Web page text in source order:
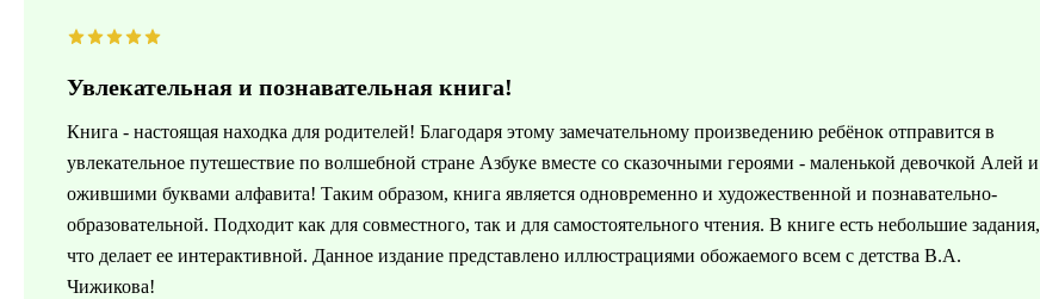
Увлекательная и познавательная книга!
Книга - настоящая находка для родителей! Благодаря этому замечательному произведению ребёнок отправится в
увлекательное путешествие по волшебной стране Азбуке вместе со сказочными героями - маленькой девочкой Алей и
ожившими буквами алфавита! Таким образом, книга является одновременно и художественной и познавательно-
образовательной. Подходит как для совместного, так и для самостоятельного чтения. В книге есть небольшие задания,
что делает ее интерактивной. Данное издание представлено иллюстрациями обожаемого всем с детства В.А.
Чижикова!